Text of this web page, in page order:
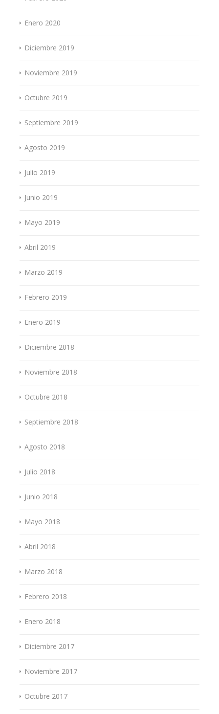
Enero 2020
Diciembre 2019
Noviembre 2019
Octubre 2019
Septiembre 2019
Agosto 2019
Julio 2019
Junio 2019
Mayo 2019
Abril 2019
Marzo 2019
Febrero 2019
Enero 2019
Diciembre 2018
Noviembre 2018
Octubre 2018
Septiembre 2018
Agosto 2018
Julio 2018
Junio 2018
Mayo 2018
Abril 2018
Marzo 2018
Febrero 2018
Enero 2018
Diciembre 2017
Noviembre 2017
Octubre 2017